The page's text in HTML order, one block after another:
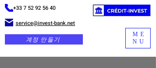
+33 7 52 92 56 40
service@invest-bank.net
계정 만들기
ME
NU